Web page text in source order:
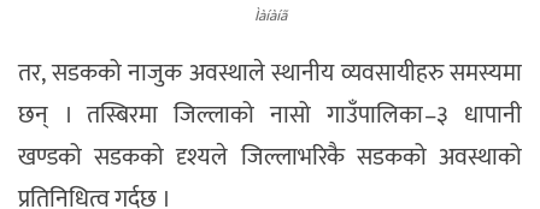
Ìàíàíã
तर, सडकको नाजुक अवस्थाले स्थानीय व्यवसायीहरु समस्यमा
छन् । तस्बिरमा जिल्लाको नासो गाउँपालिका–३ धापानी
खण्डको सडकको दृश्यले जिल्लाभरिकै सडकको अवस्थाको
प्रतिनिधित्व गर्दछ ।